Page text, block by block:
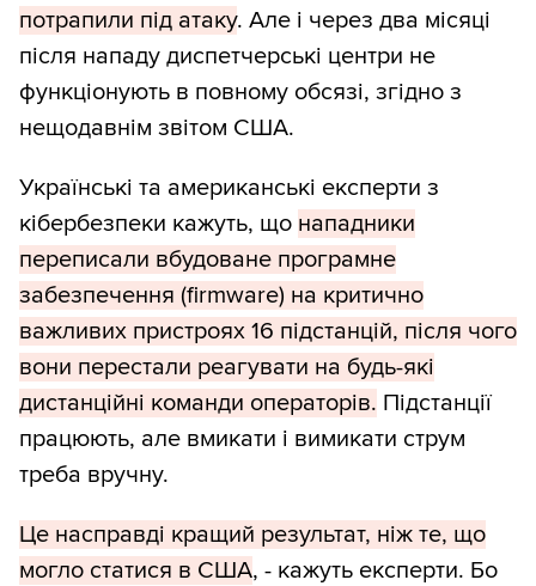
потрапили під атаку. Але і через два місяці
після нападу диспетчерські центри не
функціонують в повному обсязі, згідно з
нещодавнім звітом США.
Українські та американські експерти з
кібербезпеки кажуть, що нападники
переписали вбудоване програмне
забезпечення (firmware) на критично
важливих пристроях 16 підстанцій, після чого
вони перестали реагувати на будь-які
дистанційні команди операторів. Підстанції
працюють, але вмикати і вимикати струм
треба вручну.
Це насправді кращий результат, ніж те, що
могло статися в США, - кажуть експерти. Бо